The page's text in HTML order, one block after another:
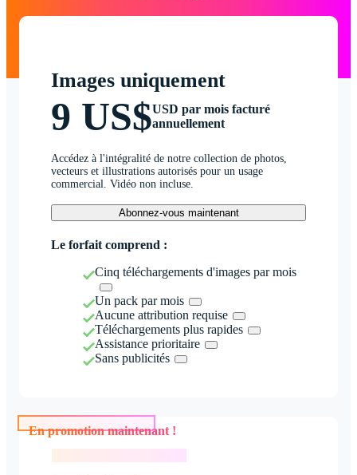
Images uniquement
9 US$USD par mois facturé
annuellement
Accédez à l'intégralité de notre collection de photos,
vecteurs et illustrations autorisés pour un usage
commercial. Vidéo non incluse.
Abonnez-vous maintenant
Le forfait comprend :
Cinq téléchargements d'images par mois
Un pack par mois
Aucune attribution requise
Téléchargements plus rapides
Assistance prioritaire
Sans publicités
En promotion maintenant !